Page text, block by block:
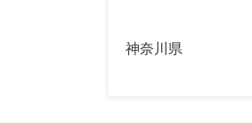
神奈川県